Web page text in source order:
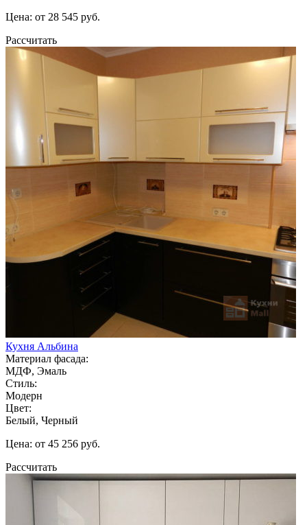
Цена: от 28 545 руб.
Рассчитать
Кухня Альбина
Материал фасада:
МДФ, Эмаль
Стиль:
Модерн
Цвет:
Белый, Черный
Цена: от 45 256 руб.
Рассчитать